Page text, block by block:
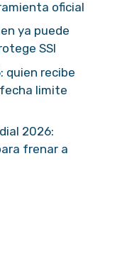
oficial
ya puede
SSI
quien recibe
limite
2026:
frenar a